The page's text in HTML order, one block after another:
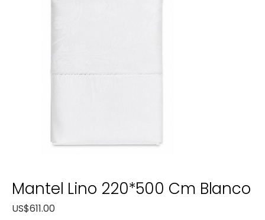
Mantel Lino 220*500 Cm Blanco
US$611.00